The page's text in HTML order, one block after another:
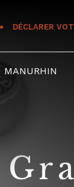
DÉCLARER
MANURHIN